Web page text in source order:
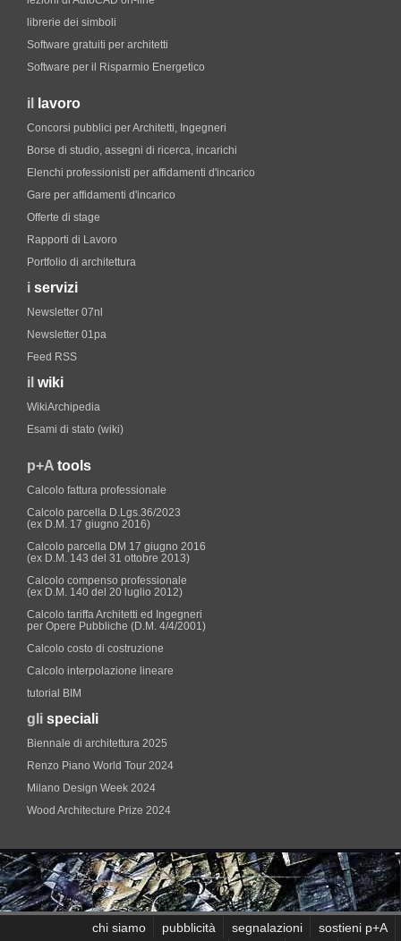
librerie dei simboli
Software gratuiti per architetti
Software per il Risparmio Energetico
il lavoro
Concorsi pubblici per Architetti, Ingegneri
Borse di studio, assegni di ricerca, incarichi
Elenchi professionisti per affidamenti d'incarico
Gare per affidamenti d'incarico
Offerte di stage
Rapporti di Lavoro
Portfolio di architettura
i servizi
Newsletter 07nl
Newsletter 01pa
Feed RSS
il wiki
WikiArchipedia
Esami di stato (wiki)
p+A tools
Calcolo fattura professionale
Calcolo parcella D.Lgs.36/2023
(ex D.M. 17 giugno 2016)
Calcolo parcella DM 17 giugno 2016
(ex D.M. 143 del 31 ottobre 2013)
Calcolo compenso professionale
(ex D.M. 140 del 20 luglio 2012)
Calcolo tariffa Architetti ed Ingegneri
per Opere Pubbliche (D.M. 4/4/2001)
Calcolo costo di costruzione
Calcolo interpolazione lineare
tutorial BIM
gli speciali
Biennale di architettura 2025
Renzo Piano World Tour 2024
Milano Design Week 2024
Wood Architecture Prize 2024
chi siamo pubblicità segnalazioni
sostieni p+A